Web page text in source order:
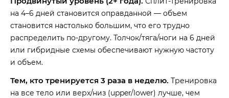
на 4–6 дней становится оправданной — объем
становится настолько большим, что его трудно
распределить по-другому. Толчок/тяга/ноги на 6 дней
или гибридные схемы обеспечивают нужную частоту
и объем.
Тем, кто тренируется 3 раза в неделю. Тренировка
на все тело или верх/низ (upper/lower) лучше, чем